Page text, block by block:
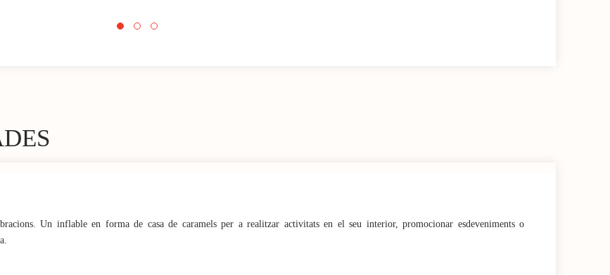
Un inflable en forma de casa de caramels per a realitzar activitats en el seu interior, promocionar esdeveniments o